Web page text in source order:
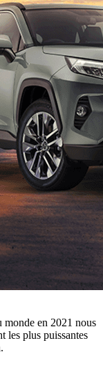
monde en 2021 nous
les plus puissantes